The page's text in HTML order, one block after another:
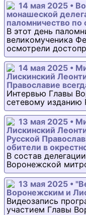
14 мая 2025 •
монашеской
паломничество по
В этот день
великомученика
осмотрели
14 мая 2025 •
Лискинский
Православие
Интервью Главы
сетевому
13 мая 2025 •
Лискинский
Русской
обители в
В состав
Воронежской
13 мая 2025 •
Воронежским и
Видеозапись
участием Главы